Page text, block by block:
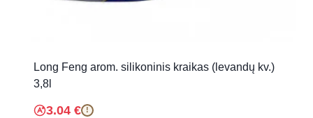
Long Feng arom. silikoninis kraikas (levandų kv.)
3,8l
3.04 € !